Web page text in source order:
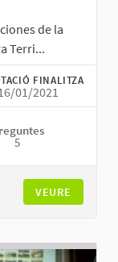
de la
Terri...
FINALITZA
01/2021
5
VEURE